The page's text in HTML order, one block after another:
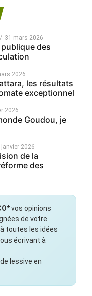
31 mars 2026
des
2026
les résultats
exceptionnel
2026
Goudou, je
janvier 2026
de la
des
vos opinions
de votre
toutes les idées
écrivant à
lessive en